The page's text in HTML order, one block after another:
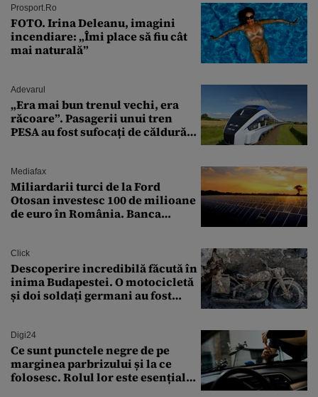
Prosport.ro
FOTO. Irina Deleanu, imagini
incendiare: „Îmi place să fiu cât
mai naturală”
Adevarul
„Era mai bun trenul vechi, era
răcoare”. Pasagerii unui tren
PESA au fost sufocați de căldură
Mediafax
Miliardarii turci de la Ford
Otosan investesc 100 de milioane
de euro în România. Banca
Click
Descoperire incredibilă făcută în
inima Budapestei. O motocicletă
și doi soldați germani au fost
Digi24
Ce sunt punctele negre de pe
marginea parbrizului și la ce
folosesc. Rolul lor este esențial